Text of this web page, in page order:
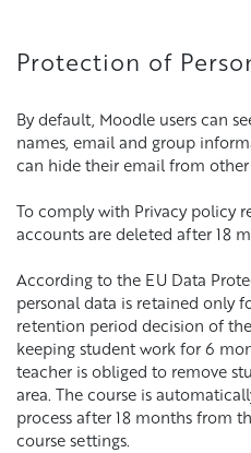
Protection of
By default, Moodle users can
names, email and group
can hide their email from other
To comply with Privacy policy
accounts are deleted after 18
According to the EU Data
personal data is retained only
retention period decision of
keeping student work for 6
teacher is obliged to remove
area. The course is
process after 18 months from
course settings.